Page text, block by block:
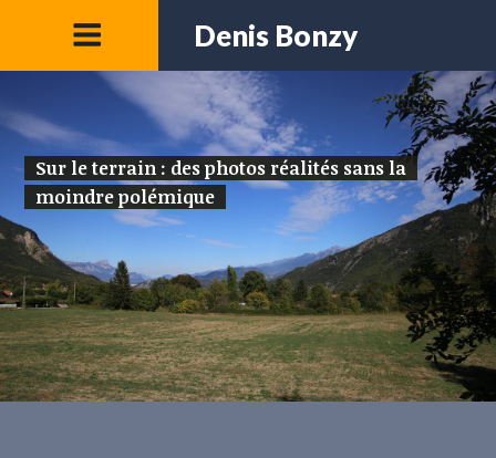
Denis Bonzy
Sur le terrain : des photos réalités sans la
moindre polémique